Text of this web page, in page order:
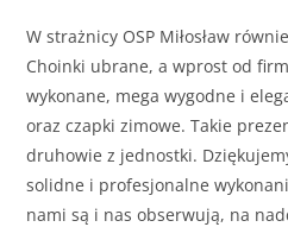
W strażnicy OSP Miłosław
Choinki ubrane, a wprost od
wykonane, mega wygodne i
oraz czapki zimowe. Takie
druhowie z jednostki.
solidne i profesjonalne
nami są i nas obserwują, na